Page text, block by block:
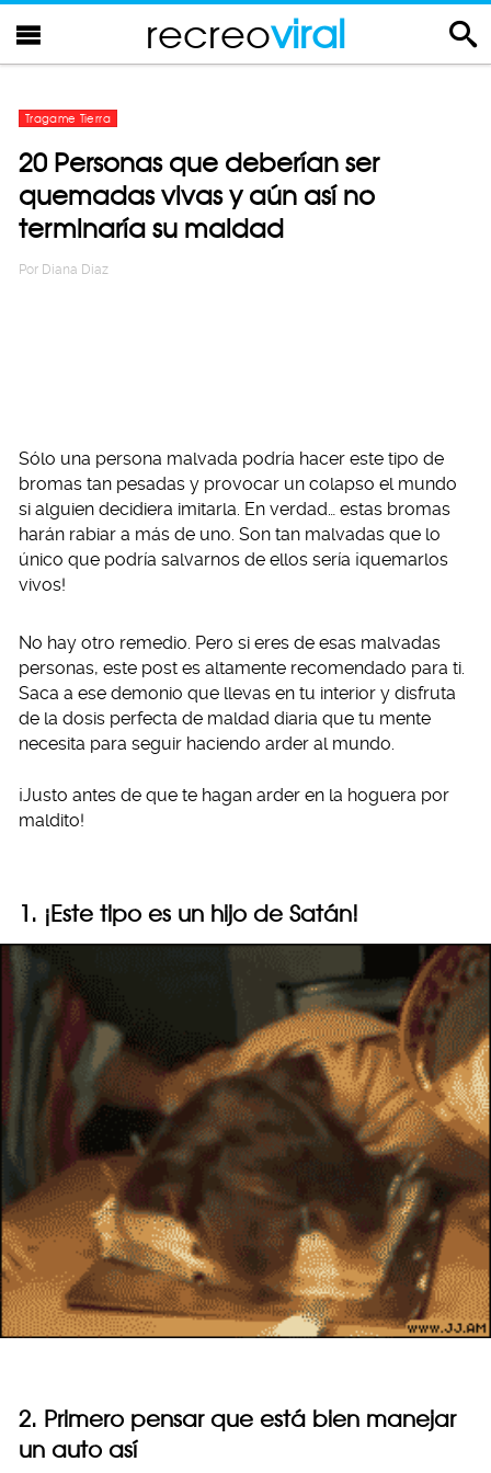
recreoviral
Tragame Tierra
20 Personas que deberían ser
quemadas vivas y aún así no
terminaría su maldad
Por Diana Diaz
Sólo una persona malvada podría hacer este tipo de
bromas tan pesadas y provocar un colapso el mundo
si alguien decidiera imitarla. En verdad… estas bromas
harán rabiar a más de uno. Son tan malvadas que lo
único que podría salvarnos de ellos sería ¡quemarlos
vivos!
No hay otro remedio. Pero si eres de esas malvadas
personas, este post es altamente recomendado para ti.
Saca a ese demonio que llevas en tu interior y disfruta
de la dosis perfecta de maldad diaria que tu mente
necesita para seguir haciendo arder al mundo.
¡Justo antes de que te hagan arder en la hoguera por
maldito!
1. ¡Este tipo es un hijo de Satán!
2. Primero pensar que está bien manejar
un auto así